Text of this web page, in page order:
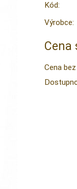
Kód:
Výrobce:
Cena
Cena